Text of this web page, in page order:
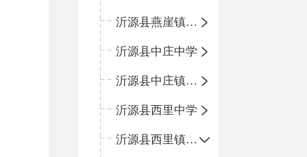
沂源县燕崖镇中心小学
沂源县中庄中学
沂源县中庄镇中心小学
沂源县西里中学
沂源县西里镇中心小学